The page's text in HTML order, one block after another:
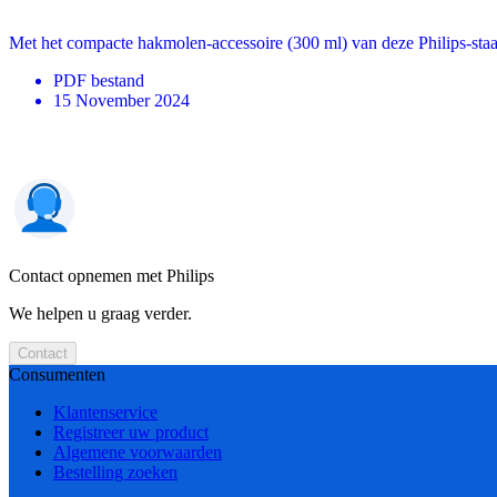
Met het compacte hakmolen-accessoire (300 ml) van deze Philips-
PDF bestand
15 November 2024
Contact opnemen met Philips
We helpen u graag verder.
Contact
Consumenten
Klantenservice
Registreer uw product
Algemene voorwaarden
Bestelling zoeken